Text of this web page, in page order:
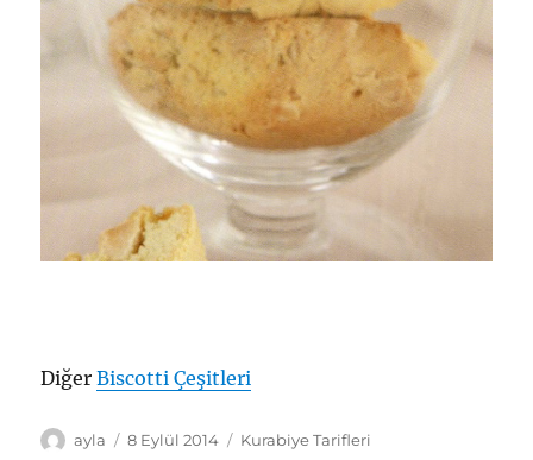
DiğerBiscotti Çeşitleri
Yazar
ayla
Yayın
8 Eylül 2014 Kategoriler
Kurabiye Tarifleri